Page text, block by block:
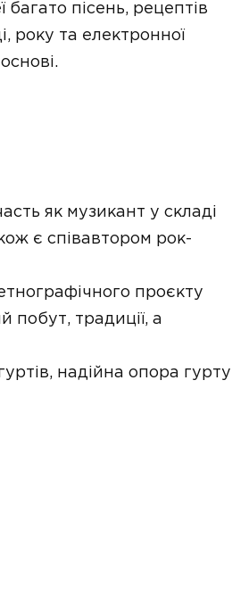
багато пісень, рецептів
року та електронної
як музикант у складі
є співавтором рок-
проєкту
побут, традиції, а
надійна опора гурту